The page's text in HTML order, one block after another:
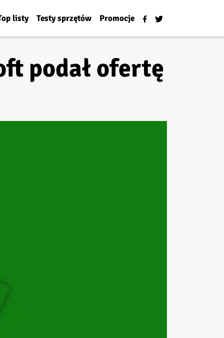
listy Testy sprzętów Promocje
podał ofertę